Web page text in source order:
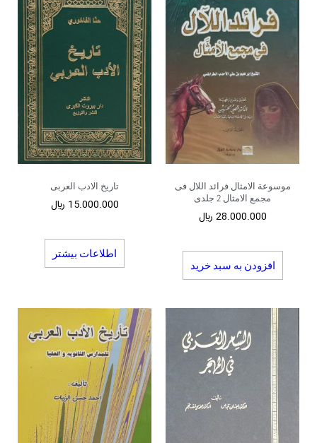
موسوعة الامثال فرائد اللال فی
مجمع الامثال 2 جلدی
28.000.000 ﷼
افزودن به سبد خرید
تاریخ الادب العربی
15.000.000 ﷼
اطلاعات بیشتر